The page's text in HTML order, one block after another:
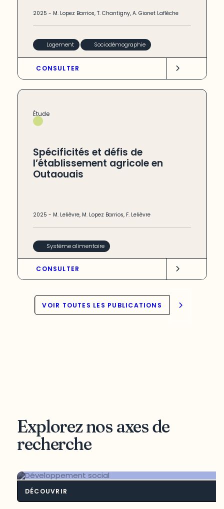
2025- M. Lopez Barrios,T. Chantigny,A. Gionet Laflèche
Logement Sociodémographie
CONSULTER
Étude
Spécificités et défis de
l’établissement agricole en
Outaouais
2025- M. Lelièvre, M. Lopez Barrios, F. Lelièvre
Système alimentaire
CONSULTER
VOIR TOUTES LES PUBLICATIONS
Explorez nos axes de
recherche
DÉCOUVRIR